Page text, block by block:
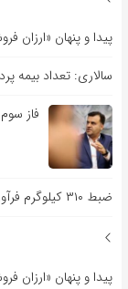
پیدا و پنهان «ارزان
سالاری: تعداد بیمه
فاز
ضبط ۳۱۰ کیلوگرم فرآورده خام دامی غیرقابل مصرف در ایلام
پیدا و پنهان «ارزان